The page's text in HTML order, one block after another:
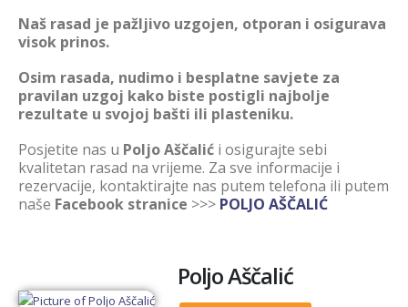
Naš rasad je pažljivo uzgojen, otporan i osigurava
visok prinos.
Osim rasada, nudimo i besplatne savjete za
pravilan uzgoj kako biste postigli najbolje
rezultate u svojoj bašti ili plasteniku.
Posjetite nas u Poljo Aščalić i osigurajte sebi
kvalitetan rasad na vrijeme. Za sve informacije i
rezervacije, kontaktirajte nas putem telefona ili putem
naše Facebook stranice >>> POLJO AŠČALIĆ
Poljo Aščalić